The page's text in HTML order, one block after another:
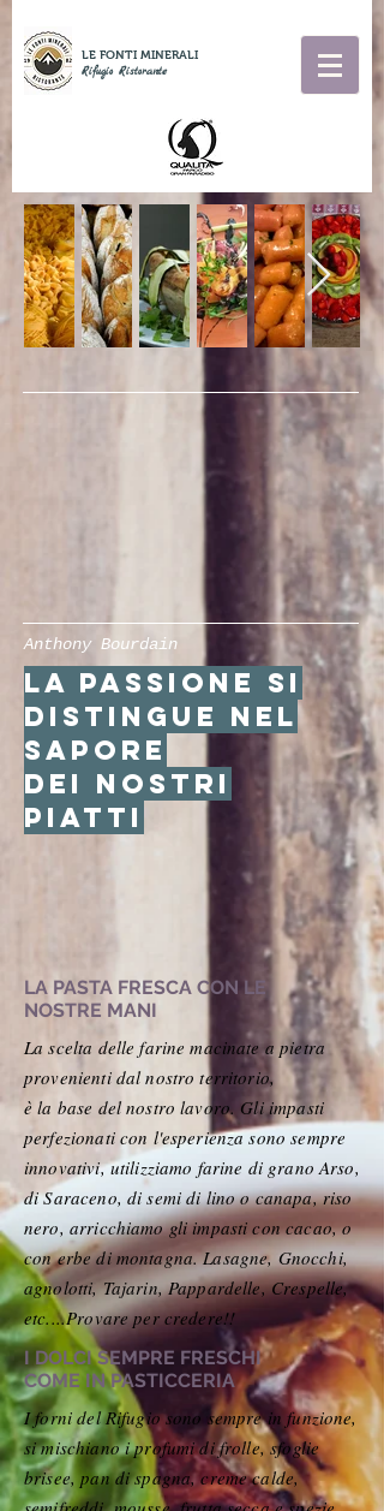
LE FONTI MINERALI
Rifugio Ristorante
Anthony Bourdain
la passione si
distingue nel
sapore
dei nostri
piatti
LA PASTA FRESCA CON LE
NOSTRE MANI
La scelta delle farine macinate a pietra
provenienti dal nostro territorio,
è la base del nostro lavoro. Gli impasti
perfezionati con l'esperienza sono sempre
innovativi, utilizziamo farine di grano Arso,
di Saraceno, di semi di lino o canapa, riso
nero, arricchiamo gli impasti con cacao, o
con erbe di montagna. Lasagne, Gnocchi,
agnolotti, Tajarin, Pappardelle, Crespelle,
etc....Provare per credere!!
I DOLCI SEMPRE FRESCHI
COME IN PASTICCERIA
I forni del Rifugio sono sempre in funzione,
si mischiano i profumi di frolle, sfoglie
brisee, pan di spagna, creme calde,